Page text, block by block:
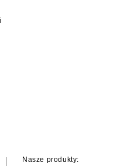
Nasze produkty: